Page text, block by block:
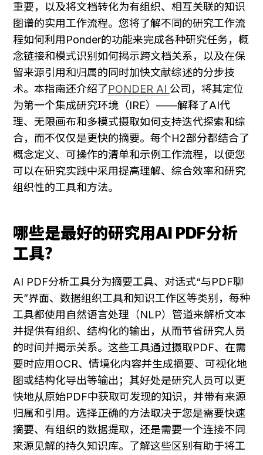
重要，以及将文档转化为有组织、相互关联的知识
图谱的实用工作流程。您将了解不同的研究工作流
程如何利用Ponder的功能来完成各种研究任务，概
念链接和模式识别如何揭示跨文档关系，以及在保
留来源引用和归属的同时加快文献综述的分步技
术。本指南还介绍了PONDER AI 公司，将其定位
为第一个集成研究环境（IRE）——解释了AI代
理、无限画布和多模式摄取如何支持迭代探索和综
合，而不仅仅是更快的摘要。每个H2部分都结合了
概念定义、可操作的清单和示例工作流程，以便您
可以在研究实践中采用提高理解、综合效率和研究
组织性的工具和方法。
哪些是最好的研究用AI PDF分析
工具？
AI PDF分析工具分为摘要工具、对话式“与PDF聊
天”界面、数据组织工具和知识工作区等类别，每种
工具都使用自然语言处理（NLP）管道来解析文本
并提供有组织、结构化的输出，从而节省研究人员
的时间并揭示关系。这些工具通过摄取PDF、在需
要时应用OCR、情境化内容并生成摘要、可视化地
图或结构化导出等输出；其好处是研究人员可以更
快地从原始PDF中获取可发现的知识，并带有来源
归属和引用。选择正确的方法取决于您是需要快速
摘要、有组织的数据提取，还是需要一个连接不同
来源见解的持久知识库。了解这些区别有助于将工